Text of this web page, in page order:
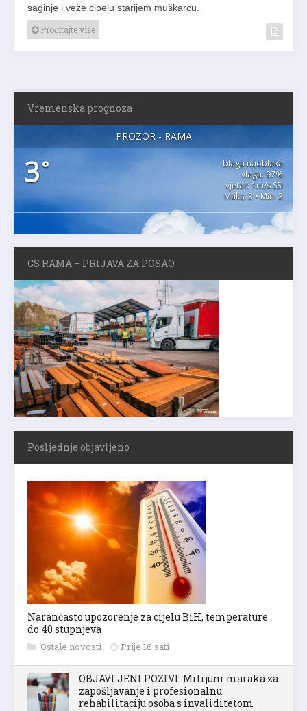
saginje i veže cipelu starijem muškarcu.
Pročitajte više
Vremenska prognoza
PROZOR - RAMA
3°
blaga naoblaka
vlaga: 97%
vjetar: 1m/s SSI
Maks. 3 • Min. 3
GS RAMA – PRIJAVA ZA POSAO
Posljednje objavljeno
Narančasto upozorenje za cijelu BiH, temperature
do 40 stupnjeva
Ostale novosti Prije 16 sati
OBJAVLJENI POZIVI: Milijuni maraka za
zapošljavanje i profesionalnu
rehabilitaciju osoba s invaliditetom